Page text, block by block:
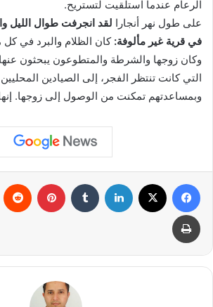
الرعام عندما استلقيت لتستريح.
على طول نهر أنجارا لقد انجرفت طوال الليل
في قرية غير مألوفة: كان الظلام والبرد في كل
وكان زوجها والشرطة والمتطوعون يبحثون
التي كانت تنتظر الفجر، إلى الصيادين
وبمساعدتهم تمكنت من الوصول إلى زوجها.
فيسبوك لينكدإن بينتيريست
طباعة